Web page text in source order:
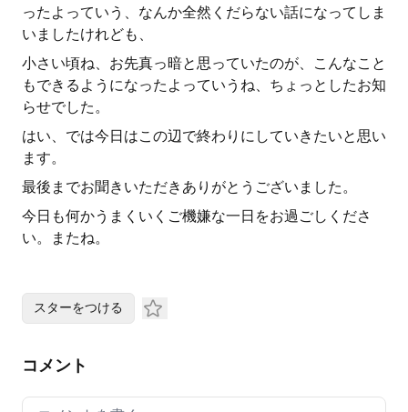
ったよっていう、なんか全然くだらない話になってしま
いましたけれども、
小さい頃ね、お先真っ暗と思っていたのが、こんなこと
もできるようになったよっていうね、ちょっとしたお知
らせでした。
はい、では今日はこの辺で終わりにしていきたいと思い
ます。
最後までお聞きいただきありがとうございました。
今日も何かうまくいくご機嫌な一日をお過ごしくださ
い。またね。
スターをつける
コメント